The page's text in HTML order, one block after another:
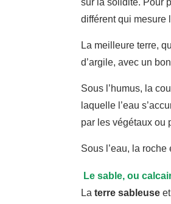
sur la solidité. Pour
différent qui mesure
La meilleure terre,
d’argile, avec un
Sous l’humus, la
laquelle l’eau
par les végétaux ou
Sous l’eau, la
Le sable, ou
La terre sableuse